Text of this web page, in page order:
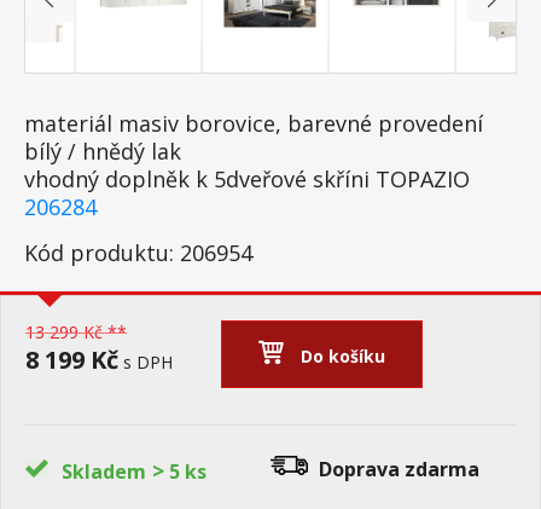
materiál masiv borovice, barevné provedení
bílý / hnědý lak
vhodný doplněk k 5dveřové skříni TOPAZIO
206284
Kód produktu: 206954
13 299 Kč **
8 199 Kč s DPH Do košíku
Skladem > 5 ks Doprava zdarma